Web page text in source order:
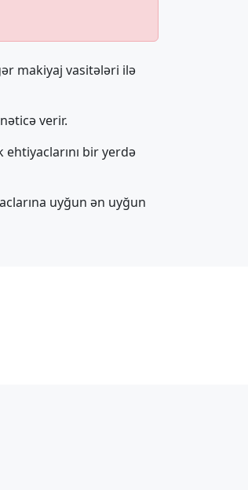
makiyaj vasitələri ilə
verir.
bir yerdə
uyğun ən uyğun